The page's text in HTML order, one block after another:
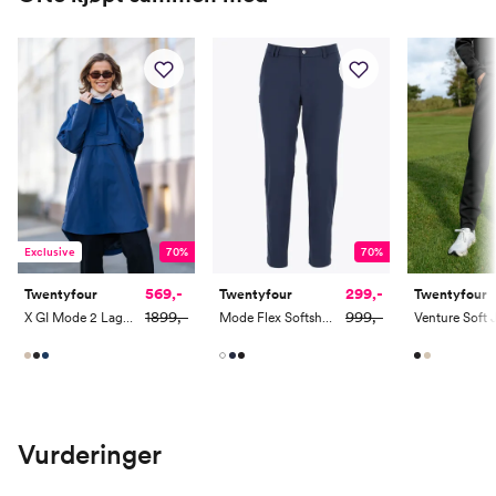
Exclusive 70%
Twentyfour
X GI Mode 2 Lags Poncho
569,-
1899,-
70%
Twentyfour
Mode Flex Softshell Bukse
299,-
999,-
Twentyfour
Vurderinger